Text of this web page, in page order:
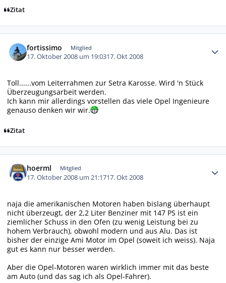
Zitat
fortissimo Mitglied
17. Oktober 2008 um 19:0317. Okt 2008
Toll......vom Leiterrahmen zur Setra Karosse. Wird 'n Stück
Überzeugungsarbeit werden.
Ich kann mir allerdings vorstellen das viele Opel Ingenieure
genauso denken wir wir.
Zitat
hoerml Mitglied
17. Oktober 2008 um 21:1717. Okt 2008
naja die amerikanischen Motoren haben bislang überhaupt
nicht überzeugt, der 2,2 Liter Benziner mit 147 PS ist ein
ziemlicher Schuss in den Ofen (zu wenig Leistung bei zu
hohem Verbrauch), obwohl modern und aus Alu. Das ist
bisher der einzige Ami Motor im Opel (soweit ich weiss). Naja
gut es kann nur besser werden.
Aber die Opel-Motoren waren wirklich immer mit das beste
am Auto (und das sag ich als Opel-Fahrer).